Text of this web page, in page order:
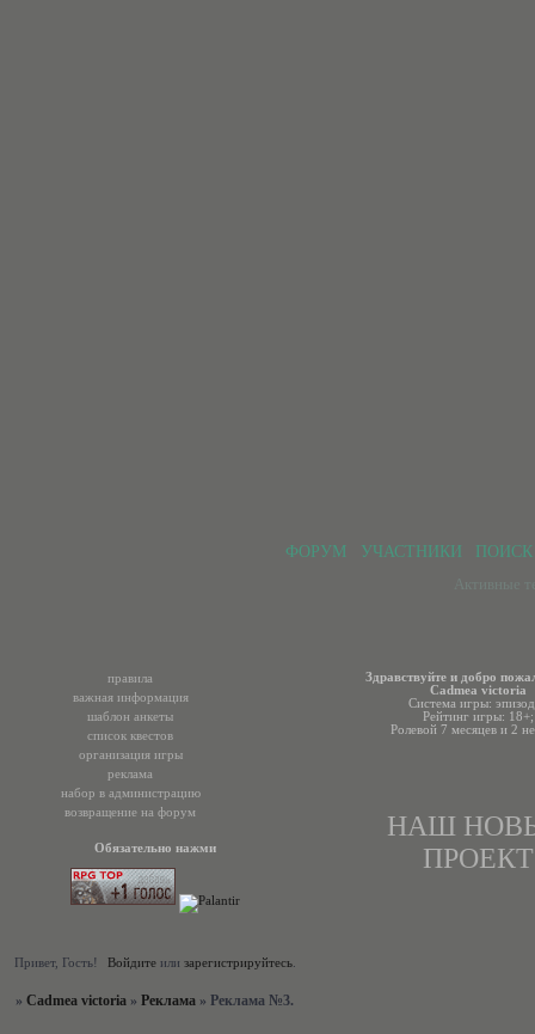
ФОРУМ УЧАСТНИКИ ПОИСК
правила
важная информация
шаблон анкеты
список квестов
организация игры
реклама
набор в администрацию
возвращение на форум
Обязательно нажми
Здравствуйте и добро
Cadmea victoria
Система игры:
Рейтинг игры: 18+;
Ролевой 7 месяцев и 2
НАШ
ПРОЕКТ
Привет, Гость! Войдитеили зарегистрируйтесь.
» Cadmea victoria » Реклама » Реклама №3.